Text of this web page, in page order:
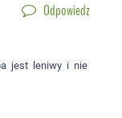
Odpowiedz
jest leniwy i nie